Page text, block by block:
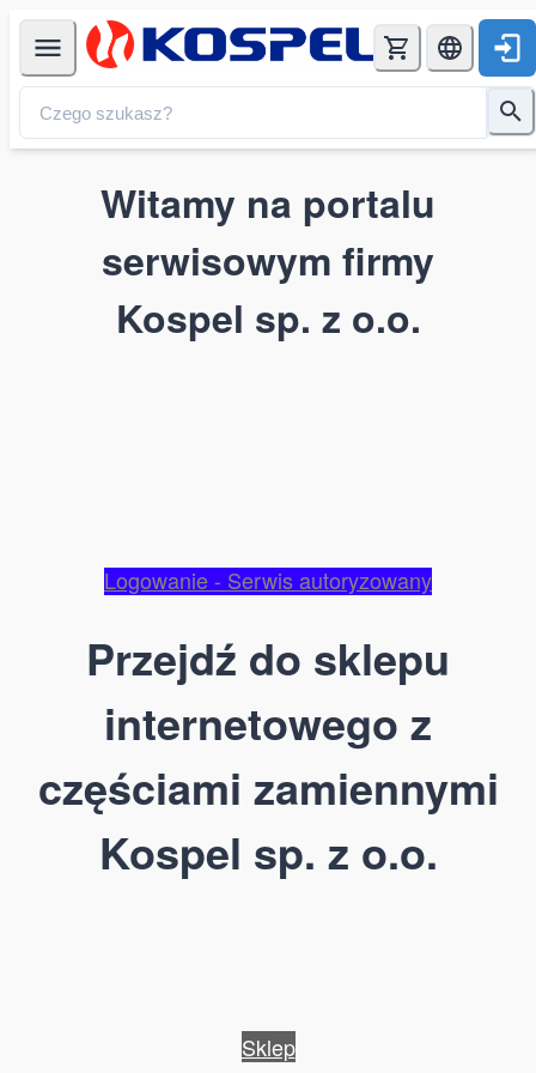
Witamy na portalu
serwisowym firmy
Kospel sp. z o.o.
Logowanie - Serwis autoryzowany
Przejdź do sklepu
internetowego z
częściami zamiennymi
Kospel sp. z o.o.
Sklep